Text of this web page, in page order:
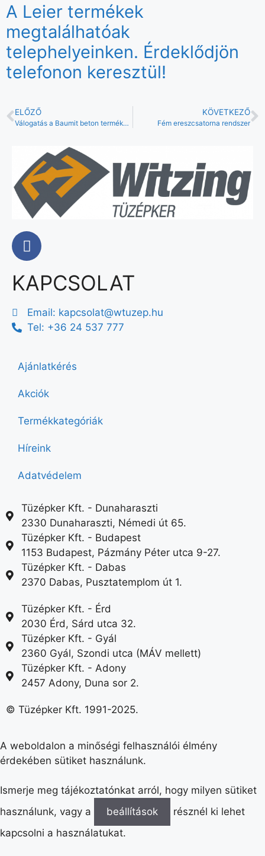
A Leier termékek
megtalálhatóak
telephelyeinken. Érdeklődjön
telefonon keresztül!
ELŐZŐ
Válogatás a Baumit beton termékeiből
KÖVETKEZŐ
Fém ereszcsatorna rendszer
KAPCSOLAT
Email: kapcsolat@wtuzep.hu
Tel: +36 24 537 777
Ajánlatkérés
Akciók
Termékkategóriák
Híreink
Adatvédelem
Tüzépker Kft. - Dunaharaszti
2330 Dunaharaszti, Némedi út 65.
Tüzépker Kft. - Budapest
1153 Budapest, Pázmány Péter utca 9-27.
Tüzépker Kft. - Dabas
2370 Dabas, Pusztatemplom út 1.
Tüzépker Kft. - Érd
2030 Érd, Sárd utca 32.
Tüzépker Kft. - Gyál
2360 Gyál, Szondi utca (MÁV mellett)
Tüzépker Kft. - Adony
2457 Adony, Duna sor 2.
© Tüzépker Kft. 1991-2025.
A weboldalon a minőségi felhasználói élmény
érdekében sütiket használunk.
Ismerje meg tájékoztatónkat arról, hogy milyen sütiket
használunk, vagy a
beállítások
résznél ki lehet
kapcsolni a használatukat.